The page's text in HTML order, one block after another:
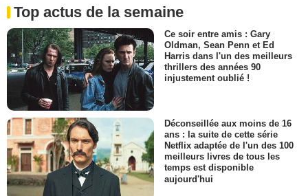
Top actus de la semaine
Ce soir entre amis : Gary
Oldman, Sean Penn et Ed
Harris dans l'un des meilleurs
thrillers des années 90
injustement oublié !
Déconseillée aux moins de 16
ans : la suite de cette série
Netflix adaptée de l'un des 100
meilleurs livres de tous les
temps est disponible
aujourd'hui